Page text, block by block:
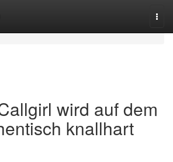
wird auf dem
knallhart